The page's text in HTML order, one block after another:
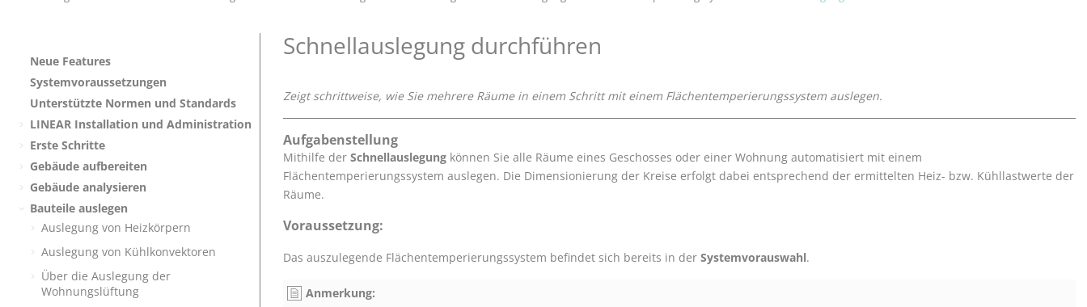
Neue Features
Systemvoraussetzungen
Unterstützte Normen und Standards
LINEAR Installation und Administration
Erste Schritte
Gebäude aufbereiten
Gebäude analysieren
Bauteile auslegen
Auslegung von Heizkörpern
Auslegung von Kühlkonvektoren
Über die Auslegung der
Wohnungslüftung
Schnellauslegung durchführen
Zeigt schrittweise, wie Sie mehrere Räume in einem Schritt mit einem Flächentemperierungssystem auslegen.
Aufgabenstellung
Mithilfe der Schnellauslegung können Sie alle Räume eines Geschosses oder einer Wohnung automatisiert mit einem
Flächentemperierungssystem auslegen. Die Dimensionierung der Kreise erfolgt dabei entsprechend der ermittelten Heiz- bzw. Kühllastwerte der
Räume.
Voraussetzung:
Das auszulegende Flächentemperierungssystem befindet sich bereits in der Systemvorauswahl.
Anmerkung: